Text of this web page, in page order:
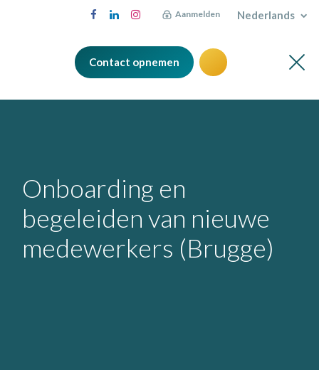
Aanmelden Nederlands
Contact opnemen
Onboarding en
begeleiden van nieuwe
medewerkers (Brugge)